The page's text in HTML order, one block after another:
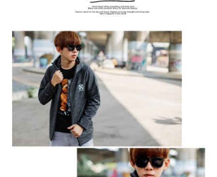
恩沛科技股份有限公司將有權停止該用戶之使用額度並採取法律行動。